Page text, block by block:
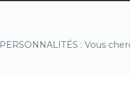
PERSONNALITÉS : Vous